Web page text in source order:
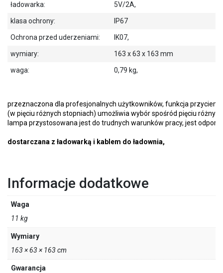
ładowarka: 5V/2A,
klasa ochrony: IP67
Ochrona przed uderzeniami: IK07,
wymiary: 163 x 63 x 163 mm
waga: 0,79 kg,
przeznaczona dla profesjonalnych użytkowników, funkcja
(w pięciu różnych stopniach) umożliwia wybór spośród pięciu
lampa przystosowana jest do trudnych warunków pracy, jest
dostarczana z ładowarką i kablem do ładownia,
Informacje dodatkowe
Waga
11 kg
Wymiary
163 × 63 × 163 cm
Gwarancja